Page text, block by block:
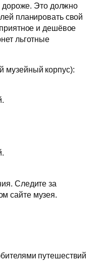
дороже. Это должно
планировать свой
и дешёвое
льготные
музейный корпус):
Следите за
сайте музея.
путешествий